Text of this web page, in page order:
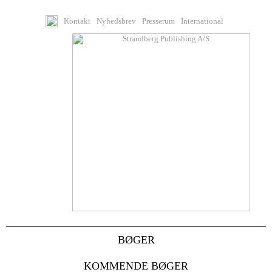
Kontakt Nyhedsbrev Presserum International
BØGER
KOMMENDE BØGER